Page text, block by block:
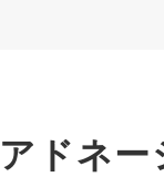
ドネー